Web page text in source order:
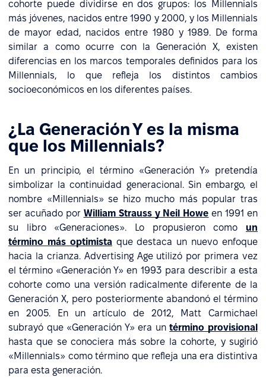
cohorte puede dividirse en dos grupos: los Millennials
más jóvenes, nacidos entre 1990 y 2000, y los Millennials
de mayor edad, nacidos entre 1980 y 1989. De forma
similar a como ocurre con la Generación X, existen
diferencias en los marcos temporales definidos para los
Millennials, lo que refleja los distintos cambios
socioeconómicos en los diferentes países.
¿La Generación Y es la misma
que los Millennials?
En un principio, el término «Generación Y» pretendía
simbolizar la continuidad generacional. Sin embargo, el
nombre «Millennials» se hizo mucho más popular tras
ser acuñado por William Strauss y Neil Howe en 1991 en
su libro «Generaciones». Lo propusieron como un
término más optimistaque destaca un nuevo enfoque
hacia la crianza. Advertising Age utilizó por primera vez
el término «Generación Y» en 1993 para describir a esta
cohorte como una versión radicalmente diferente de la
Generación X, pero posteriormente abandonó el término
en 2005. En un artículo de 2012, Matt Carmichael
subrayó que «Generación Y» era untérmino provisional
hasta que se conociera más sobre la cohorte, y sugirió
«Millennials» como término que refleja una era distintiva
para esta generación.